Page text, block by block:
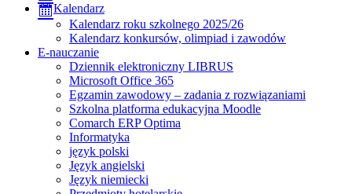
Kalendarz
Kalendarz roku szkolnego 2025/26
Kalendarz konkursów, olimpiad i zawodów
E-nauczanie
Dziennik elektroniczny LIBRUS
Microsoft Office 365
Egzamin zawodowy – zadania z rozwiązaniami
Szkolna platforma edukacyjna Moodle
Comarch ERP Optima
Informatyka
język polski
Język angielski
Język niemiecki